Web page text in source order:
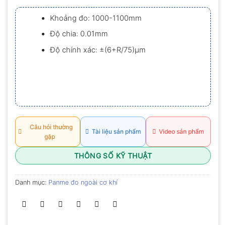
xếp
hạng
0.0
5
sao
Khoảng đo: 1000-1100mm
Độ chia: 0.01mm
Độ chính xác: ±(6+R/75)µm
Câu hỏi thường
gặp
Tài liệu sản phẩm Video sản phẩm
THÔNG SỐ KỸ THUẬT
Danh mục: Panme đo ngoài cơ khí